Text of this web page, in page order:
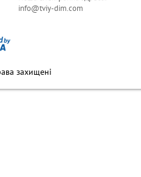
info@tviy-dim.com
захищені